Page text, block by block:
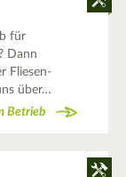
für
Dann
Fliesen-
über…
Betrieb